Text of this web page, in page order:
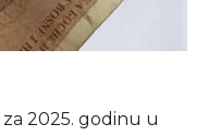
2025. godinu u